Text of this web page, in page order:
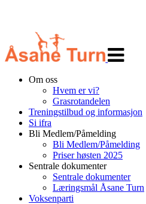
navigasjon
Om oss
Hvem er vi?
Grasrotandelen
Treningstilbud og informasjon
Si ifra
Bli Medlem/Påmelding
Bli Medlem/Påmelding
Priser høsten 2025
Sentrale dokumenter
Sentrale dokumenter
Læringsmål Åsane Turn
Voksenparti